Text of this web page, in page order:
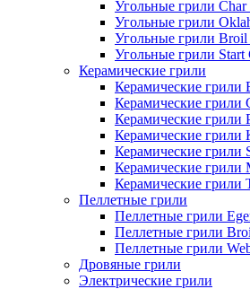
Угольные грили
Угольные грили
Угольные грили
Угольные грили Start
Керамические грили
Керамические грили
Керамические грили
Керамические грили
Керамические грили
Керамические грили
Керамические грили
Керамические грили
Пеллетные грили
Пеллетные грили
Пеллетные грили
Пеллетные грили
Дровяные грили
Электрические грили